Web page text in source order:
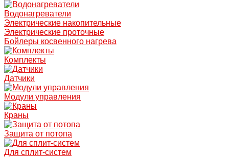
Водонагреватели
Электрические накопительные
Электрические проточные
Бойлеры косвенного нагрева
Комплекты
Датчики
Модули управления
Краны
Защита от потопа
Для сплит-систем